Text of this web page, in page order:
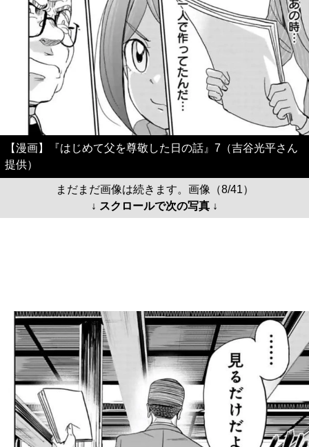
【漫画】『はじめて父を尊敬した日の話』7（吉谷光平さん
提供）
まだまだ画像は続きます。画像（8/41）
↓ スクロールで次の写真 ↓